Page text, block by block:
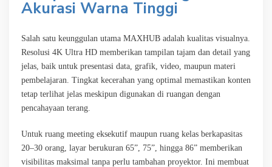
Akurasi Warna Tinggi
Salah satu keunggulan utama MAXHUB adalah kualitas visualnya.
Resolusi 4K Ultra HD memberikan tampilan tajam dan detail yang
jelas, baik untuk presentasi data, grafik, video, maupun materi
pembelajaran. Tingkat kecerahan yang optimal memastikan konten
tetap terlihat jelas meskipun digunakan di ruangan dengan
pencahayaan terang.
Untuk ruang meeting eksekutif maupun ruang kelas berkapasitas
20–30 orang, layar berukuran 65”, 75”, hingga 86” memberikan
visibilitas maksimal tanpa perlu tambahan proyektor. Ini membuat